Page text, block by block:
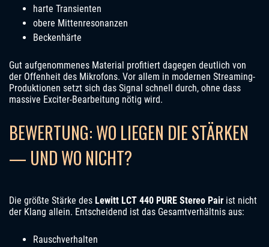
harte Transienten
obere Mittenresonanzen
Beckenhärte
Gut aufgenommenes Material profitiert dagegen deutlich von
der Offenheit des Mikrofons. Vor allem in modernen Streaming-
Produktionen setzt sich das Signal schnell durch, ohne dass
massive Exciter-Bearbeitung nötig wird.
BEWERTUNG: WO LIEGEN DIE STÄRKEN
— UND WO NICHT?
Die größte Stärke des Lewitt LCT 440 PURE Stereo Pair ist nicht
der Klang allein. Entscheidend ist das Gesamtverhältnis aus:
Rauschverhalten